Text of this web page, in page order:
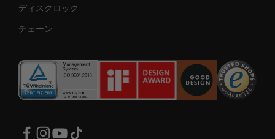
ディスクロック
チェーン